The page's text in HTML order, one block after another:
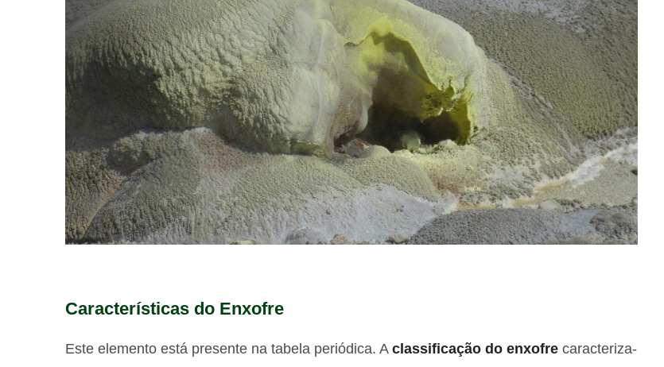
Características do Enxofre
Este elemento está presente na tabela periódica. A classificação do enxofre caracteriza-